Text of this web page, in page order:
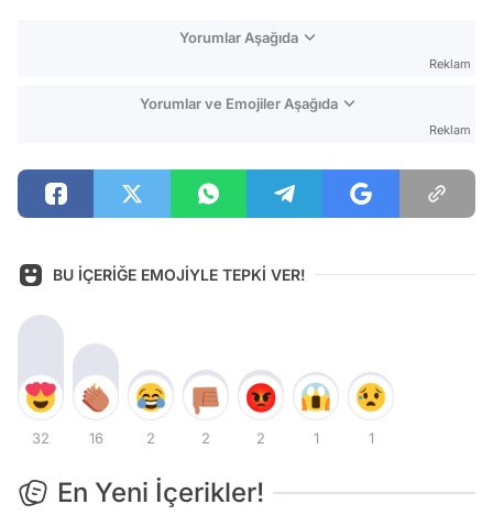
Yorumlar Aşağıda
Reklam
Yorumlar ve Emojiler Aşağıda
Reklam
BU İÇERİĞE EMOJİYLE TEPKİ VER!
32 16 2 2 2 1 1
En Yeni İçerikler!